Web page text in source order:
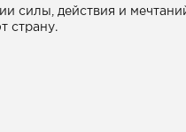
силы, действия и
страну.